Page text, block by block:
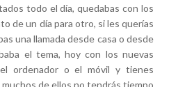
todo el día, quedabas con los
de un día para otro, si les querías
una llamada desde casa o desde
el tema, hoy con los nuevas
ordenador o el móvil y tienes